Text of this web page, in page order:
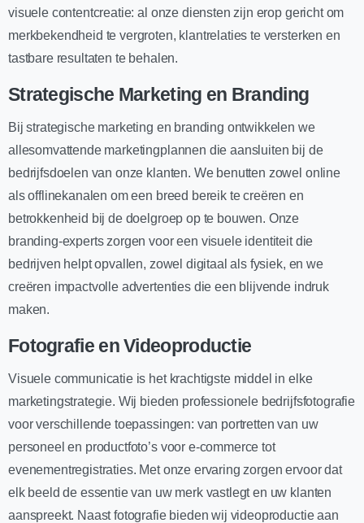
visuele contentcreatie: al onze diensten zijn erop gericht om
merkbekendheid te vergroten, klantrelaties te versterken en
tastbare resultaten te behalen.
Strategische Marketing en Branding
Bij strategische marketing en branding ontwikkelen we
allesomvattende marketingplannen die aansluiten bij de
bedrijfsdoelen van onze klanten. We benutten zowel online
als offlinekanalen om een breed bereik te creëren en
betrokkenheid bij de doelgroep op te bouwen. Onze
branding-experts zorgen voor een visuele identiteit die
bedrijven helpt opvallen, zowel digitaal als fysiek, en we
creëren impactvolle advertenties die een blijvende indruk
maken.
Fotografie en Videoproductie
Visuele communicatie is het krachtigste middel in elke
marketingstrategie. Wij bieden professionele bedrijfsfotografie
voor verschillende toepassingen: van portretten van uw
personeel en productfoto’s voor e-commerce tot
evenementregistraties. Met onze ervaring zorgen ervoor dat
elk beeld de essentie van uw merk vastlegt en uw klanten
aanspreekt. Naast fotografie bieden wij videoproductie aan